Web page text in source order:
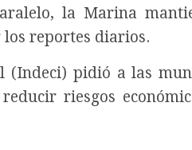
la Marina
los reportes diarios.
(Indeci) pidió a las
riesgos